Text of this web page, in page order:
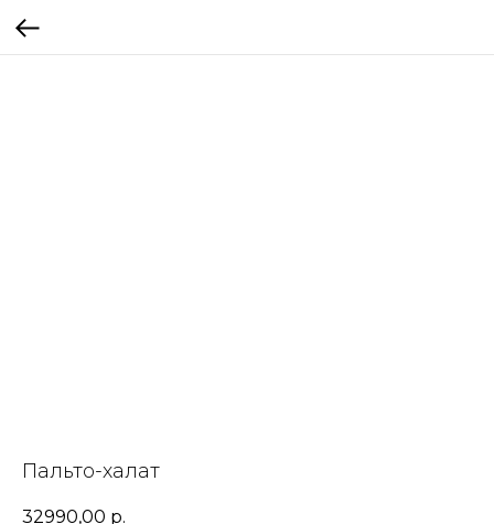
Пальто-халат
32990,00 р.